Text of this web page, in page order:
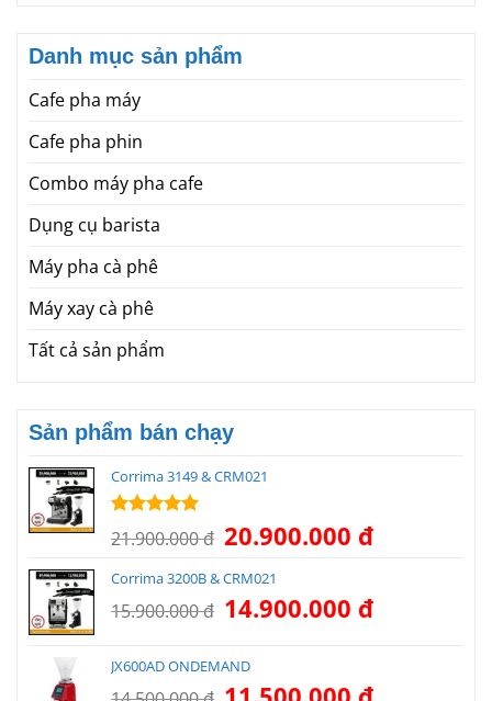
Danh mục sản phẩm
Cafe pha máy
Cafe pha phin
Combo máy pha cafe
Dụng cụ barista
Máy pha cà phê
Máy xay cà phê
Tất cả sản phẩm
Sản phẩm bán chạy
Corrima 3149 & CRM021
Được xếp
hạng5.00
21.900.000đ Giá
gốc
là:
21.900.000 đ.
20.900.000 đGiá
hiện
là:
20.900.000 đ.
Corrima 3200B & CRM021
15.900.000đ Giá
gốc
15.900.000 đ.
14.900.000 đGiá
hiện
14.900.000 đ.
JX600AD ONDEMAND
Giá
Giá